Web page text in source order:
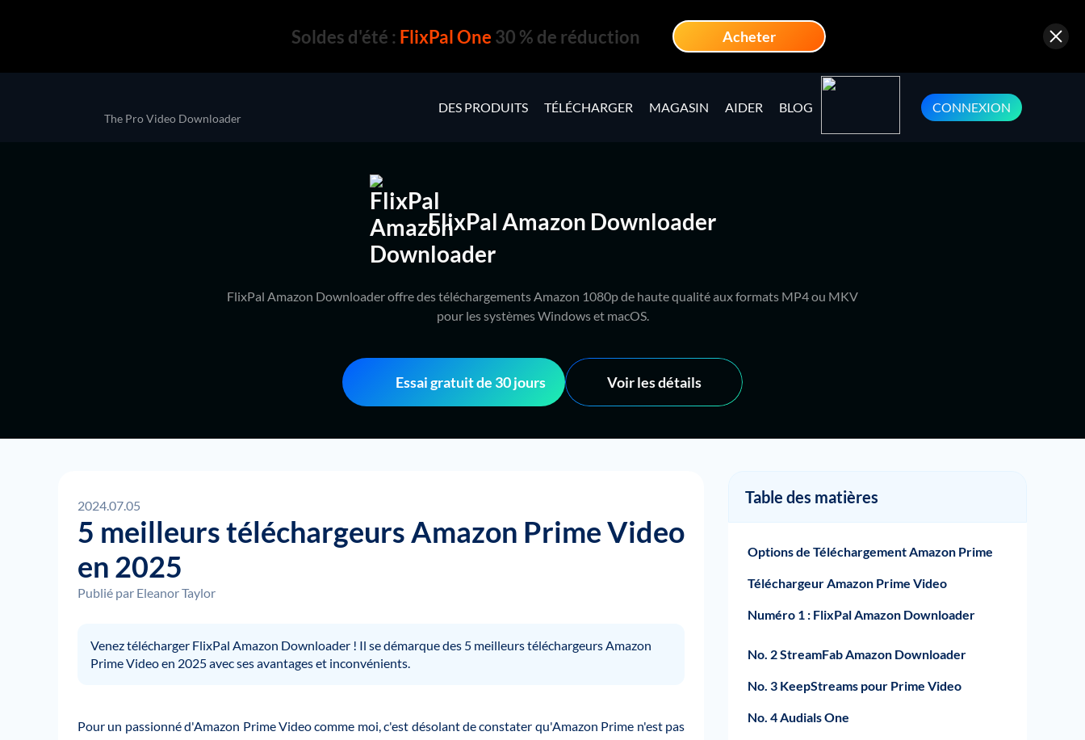
The Pro Video Downloader
DES PRODUITS TÉLÉCHARGER MAGASIN AIDER BLOG CONNEXION
Soldes d'été : FlixPal One 30 % de réduction Acheter
FlixPal Amazon Downloader
FlixPal Amazon Downloader offre des téléchargements Amazon 1080p de haute qualité aux formats MP4 ou MKV
pour les systèmes Windows et macOS.
Essai gratuit de 30 jours Voir les détails
2024.07.05
5 meilleurs téléchargeurs Amazon Prime Video
en 2025
Publié par Eleanor Taylor
Venez télécharger FlixPal Amazon Downloader ! Il se démarque des 5 meilleurs téléchargeurs Amazon
Prime Video en 2025 avec ses avantages et inconvénients.
Pour un passionné d'Amazon Prime Video comme moi, c'est désolant de constater qu'Amazon Prime n'est pas
Table des matières
Options de Téléchargement Amazon Prime
Téléchargeur Amazon Prime Video
Numéro 1 : FlixPal Amazon Downloader
No. 2 StreamFab Amazon Downloader
No. 3 KeepStreams pour Prime Video
No. 4 Audials One